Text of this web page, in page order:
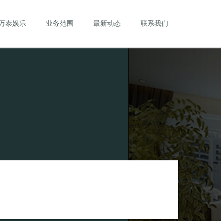
泰娱乐 业务范围 最新动态 联系我们